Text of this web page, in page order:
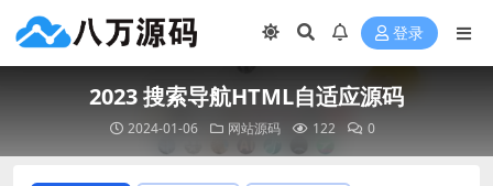
登录
2023 搜索导航HTML自适应源码
2024-01-06 网站源码 122 0